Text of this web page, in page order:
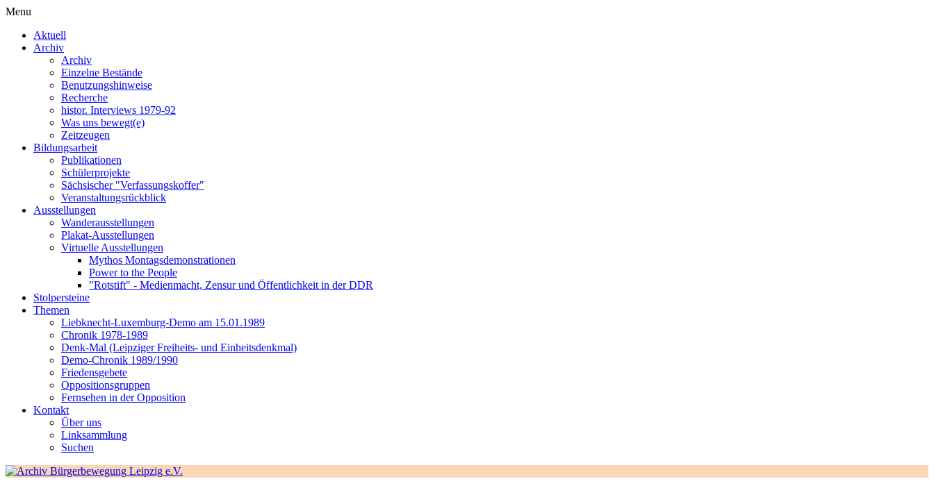
Menu
Aktuell
Archiv
Archiv
Einzelne Bestände
Benutzungshinweise
Recherche
histor. Interviews 1979-92
Was uns bewegt(e)
Zeitzeugen
Bildungsarbeit
Publikationen
Schülerprojekte
Sächsischer "Verfassungskoffer"
Veranstaltungsrückblick
Ausstellungen
Wanderausstellungen
Plakat-Ausstellungen
Virtuelle Ausstellungen
Mythos Montagsdemonstrationen
Power to the People
"Rotstift" - Medienmacht, Zensur und Öffentlichkeit in der DDR
Stolpersteine
Themen
Liebknecht-Luxemburg-Demo am 15.01.1989
Chronik 1978-1989
Denk-Mal (Leipziger Freiheits- und Einheitsdenkmal)
Demo-Chronik 1989/1990
Friedensgebete
Oppositionsgruppen
Fernsehen in der Opposition
Kontakt
Über uns
Linksammlung
Suchen